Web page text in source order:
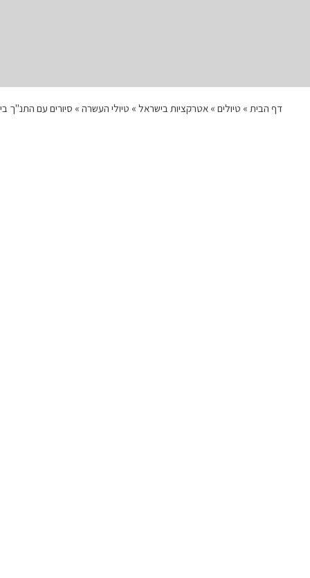
דף הבית » טיולים » אטרקציות בישראל » טיולי העשרה » סיורים עם התנ"ך